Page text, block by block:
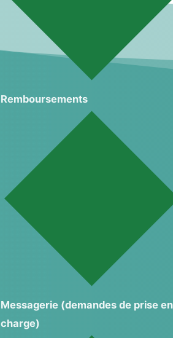
Remboursements
Messagerie (demandes de prise en
charge)